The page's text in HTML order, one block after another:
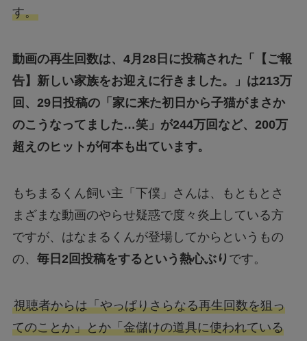
す。
動画の再生回数は、4月28日に投稿された「【ご報
告】新しい家族をお迎えに行きました。」は213万
回、29日投稿の「家に来た初日から子猫がまさか
のこうなってました…笑」が244万回など、200万
超えのヒットが何本も出ています。
もちまるくん飼い主「下僕」さんは、もともとさ
まざまな動画のやらせ疑惑で度々炎上している方
ですが、はなまるくんが登場してからというもの
の、 毎日2回投稿をするという熱心ぶり です。
視聴者からは「やっぱりさらなる再生回数を狙っ
てのことか」とか「金儲けの道具に使われている